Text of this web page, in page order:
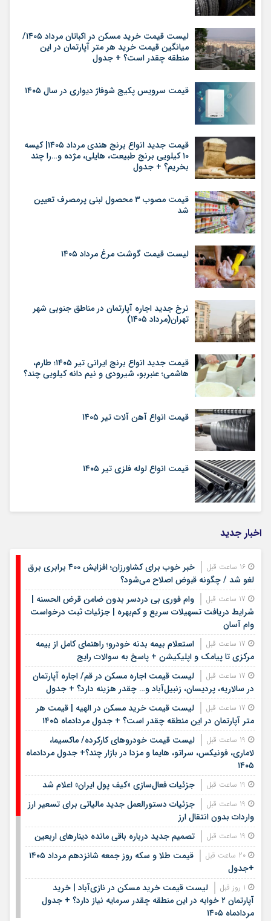
لیست قیمت خرید مسکن در اکباتان مرداد ۱۴۰۵/
میانگین قیمت خرید هر متر آپارتمان در این
منطقه چقدر است؟ + جدول
قیمت سرویس پکیج شوفاژ دیواری در سال ۱۴۰۵
قیمت جدید انواع برنج هندی مرداد ۱۴۰۵| کیسه
۱۰ کیلویی برنج طبیعت، هایلی، مژده و…را چند
بخریم؟ + جدول
قیمت مصوب ۳ محصول لبنی پرمصرف تعیین
شد
لیست قیمت گوشت مرغ مرداد ۱۴۰۵
نرخ جدید اجاره آپارتمان در مناطق جنوبی شهر
تهران(مرداد ۱۴۰۵)
قیمت جدید انواع برنج ایرانی تیر ۱۴۰۵؛ طارم،
هاشمی؛ عنبربو، شیرودی و نیم دانه کیلویی چند؟
قیمت انواع آهن آلات تیر ۱۴۰۵
قیمت انواع لوله فلزی تیر ۱۴۰۵
اخبار جدید
خبر خوب برای کشاورزان؛ افزایش ۴۰۰ برابری برق
لغو شد / چگونه قبوض اصلاح می‌شود؟
وام فوری بی دردسر بدون ضامن قرض الحسنه |
شرایط دریافت تسهیلات سریع و کم‌بهره | جزئیات ثبت درخواست
وام آسان
استعلام بیمه بدنه خودرو؛ راهنمای کامل از بیمه
مرکزی تا پیامک و اپلیکیشن + پاسخ به سوالات رایج
لیست قیمت اجاره مسکن در قم/ اجاره آپارتمان
در سالاریه، پردیسان، زنبیل‌آباد و… چقدر هزینه دارد؟ + جدول
لیست قیمت خرید مسکن در الهیه | قیمت هر
متر آپارتمان در این منطقه چقدر است؟ + جدول مردادماه ۱۴۰۵
لیست قیمت خودروهای کارکرده/ ماکسیما،
لاماری، فونیکس، سراتو، هایما و مزدا در بازار چند؟+ جدول مردادماه
۱۴۰۵
جزئیات فعال‌سازی «کیف پول ایران» اعلام شد
جزئیات دستورالعمل جدید مالیاتی برای تسعیر ارز
واردات بدون انتقال ارز
تصمیم جدید درباره باقی مانده دینارهای اربعین
قیمت طلا و سکه روز جمعه شانزدهم مرداد ۱۴۰۵
+جدول
لیست قیمت خرید مسکن در نازی‌آباد | خرید
آپارتمان ۲ خوابه در این منطقه چقدر سرمایه نیاز دارد؟ + جدول
مردادماه ۱۴۰۵